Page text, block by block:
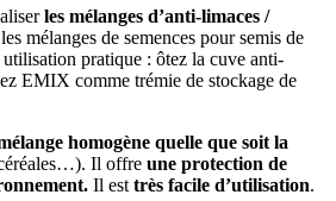
les mélanges d’anti-limaces /
mélanges de semences pour semis de
pratique : ôtez la cuve anti-
EMIX comme trémie de stockage de
homogène quelle que soit la
Il offre une protection de
Il est très facile d’utilisation.